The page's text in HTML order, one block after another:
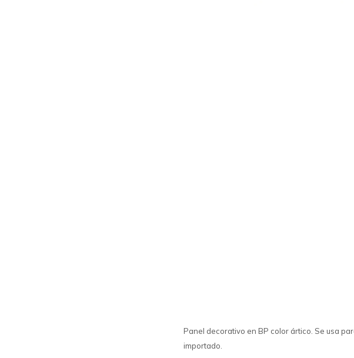
Panel decorativo en BP color ártico. Se usa
importado.